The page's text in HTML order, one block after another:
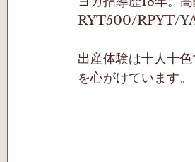
RYT500/RPYT/
出産体験は十人十
を心がけています。